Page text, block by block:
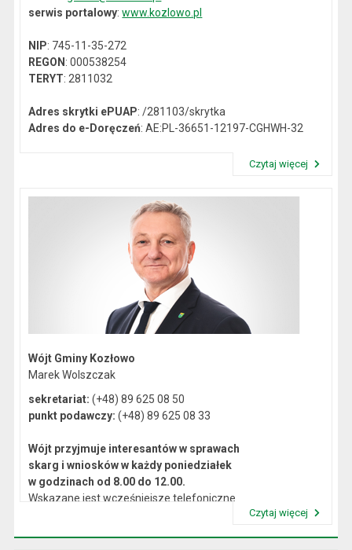
serwis portalowy:www.kozlowo.pl
NIP: 745-11-35-272
REGON: 000538254
TERYT: 2811032
Adres skrytki ePUAP: /281103/skrytka
Adres do e-Doręczeń: AE:PL-36651-12197-CGHWH-32
Czytaj więcej
Wójt Gminy Kozłowo
Marek Wolszczak
sekretariat: (+48) 89 625 08 50
punkt podawczy: (+48) 89 625 08 33
Wójt przyjmuje interesantów w sprawach
skarg i wniosków w każdy poniedziałek
w godzinach od 8.00 do 12.00.
Wskazane jest wcześniejsze telefoniczne
Czytaj więcej